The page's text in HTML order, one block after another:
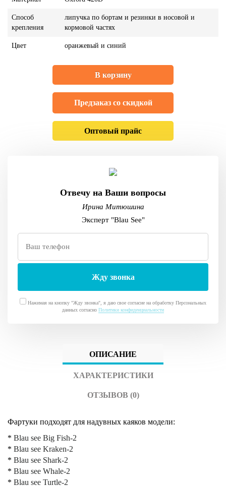
Способ
крепления
липучка по бортам и резинки в носовой и
кормовой частях
Цвет оранжевый и синий
В корзину
Предзаказ со скидкой
Оптовый прайс
Отвечу на Ваши вопросы
Ирина Митюшина
Эксперт "Blau See"
Нажимая на кнопку "Жду звонка", я даю свое согласие на обработку Персональных
данных согласно Политики конфиденциальности
ОПИСАНИЕ
ХАРАКТЕРИСТИКИ
ОТЗЫВОВ (0)
Фартуки подходят для надувных каяков модели:
* Blau see Big Fish-2
* Blau see Kraken-2
* Blau see Shark-2
* Blau see Whale-2
* Blau see Turtle-2